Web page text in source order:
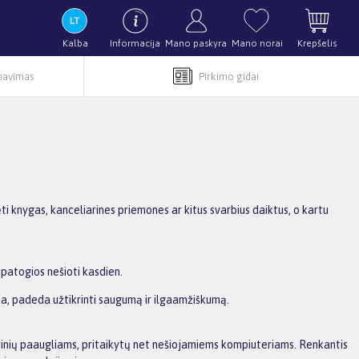
Kalba Informacija Mano paskyra Mano norai Krepšelis
Pirkimo gidai
kanceliarines priemones ar kitus svarbius daiktus, o kartu
nešioti kasdien.
padeda užtikrinti saugumą ir ilgaamžiškumą.
paaugliams, pritaikytų net nešiojamiems kompiuteriams. Renkantis